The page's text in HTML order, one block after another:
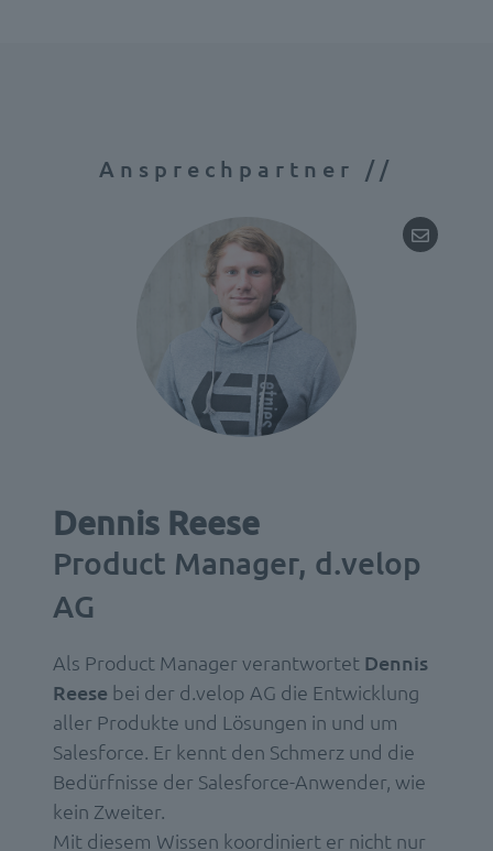
Ansprechpartner //
Dennis Reese
Product Manager, d.velop
AG
Als Product Manager verantwortet Dennis
Reese bei der d.velop AG die Entwicklung
aller Produkte und Lösungen in und um
Salesforce. Er kennt den Schmerz und die
Bedürfnisse der Salesforce-Anwender, wie
kein Zweiter.
Mit diesem Wissen koordiniert er nicht nur